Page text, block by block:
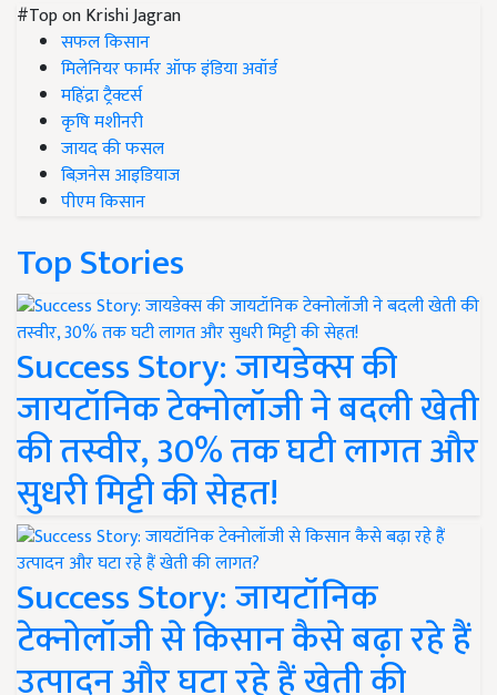
#Top on Krishi Jagran
सफल किसान
मिलेनियर फार्मर ऑफ इंडिया अवॉर्ड
महिंद्रा ट्रैक्टर्स
कृषि मशीनरी
जायद की फसल
बिज़नेस आइडियाज
पीएम किसान
Top Stories
Success Story: जायडेक्स की
जायटॉनिक टेक्नोलॉजी ने बदली खेती
की तस्वीर, 30% तक घटी लागत और
सुधरी मिट्टी की सेहत!
Success Story: जायटॉनिक
टेक्नोलॉजी से किसान कैसे बढ़ा रहे हैं
उत्पादन और घटा रहे हैं खेती की